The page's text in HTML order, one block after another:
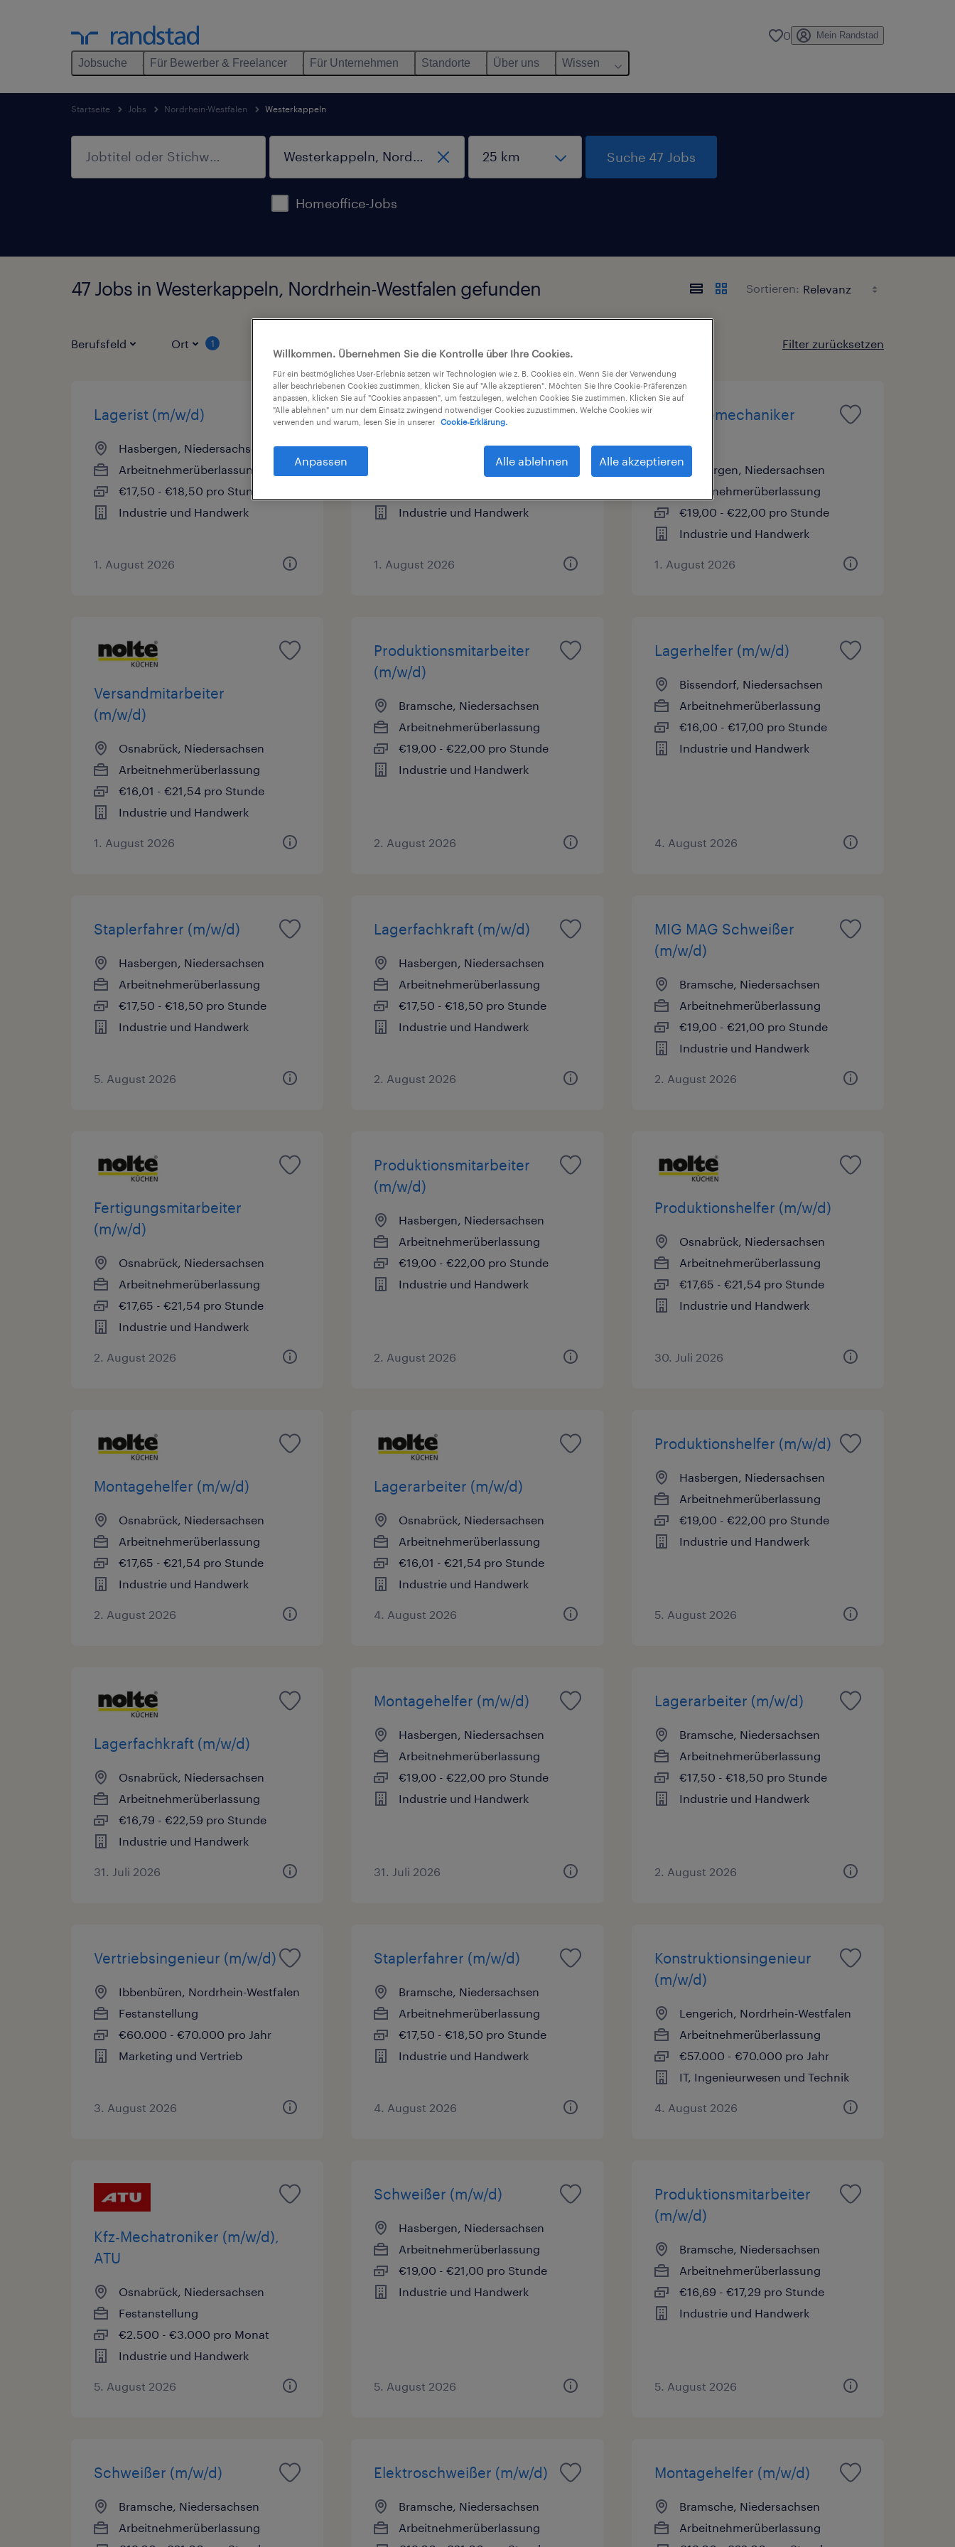
Jobsuche Für Bewerber & Freelancer Für Unternehmen Standorte Über uns Wissen
0 Mein Randstad
Startseite Jobs Nordrhein-Westfalen Westerkappeln
Homeoffice-Jobs
Suche 47 Jobs
47 Jobs in Westerkappeln, Nordrhein-Westfalen gefunden Sortieren:
Berufsfeld Ort 1 Filter zurücksetzen
Lagerist (m/w/d)
Hasbergen, Niedersachsen
Arbeitnehmerüberlassung
€17,50 - €18,50 pro Stunde
Industrie und Handwerk
1. August 2026
Lagerist (m/w/d)
Bramsche, Niedersachsen
Arbeitnehmerüberlassung
Industrie und Handwerk
1. August 2026
Industriemechaniker
Hasbergen, Niedersachsen
Arbeitnehmerüberlassung
€19,00 - €22,00 pro Stunde
Industrie und Handwerk
1. August 2026
Versandmitarbeiter
(m/w/d)
Osnabrück, Niedersachsen
Arbeitnehmerüberlassung
€16,01 - €21,54 pro Stunde
Industrie und Handwerk
1. August 2026
Produktionsmitarbeiter
(m/w/d)
Bramsche, Niedersachsen
Arbeitnehmerüberlassung
€19,00 - €22,00 pro Stunde
Industrie und Handwerk
2. August 2026
Lagerhelfer (m/w/d)
Bissendorf, Niedersachsen
Arbeitnehmerüberlassung
€16,00 - €17,00 pro Stunde
Industrie und Handwerk
4. August 2026
Staplerfahrer (m/w/d)
Hasbergen, Niedersachsen
Arbeitnehmerüberlassung
€17,50 - €18,50 pro Stunde
Industrie und Handwerk
5. August 2026
Lagerfachkraft (m/w/d)
Hasbergen, Niedersachsen
Arbeitnehmerüberlassung
€17,50 - €18,50 pro Stunde
Industrie und Handwerk
2. August 2026
MIG MAG Schweißer
(m/w/d)
Bramsche, Niedersachsen
Arbeitnehmerüberlassung
€19,00 - €21,00 pro Stunde
Industrie und Handwerk
2. August 2026
Fertigungsmitarbeiter
(m/w/d)
Osnabrück, Niedersachsen
Arbeitnehmerüberlassung
€17,65 - €21,54 pro Stunde
Industrie und Handwerk
2. August 2026
Produktionsmitarbeiter
(m/w/d)
Hasbergen, Niedersachsen
Arbeitnehmerüberlassung
€19,00 - €22,00 pro Stunde
Industrie und Handwerk
2. August 2026
Produktionshelfer (m/w/d)
Osnabrück, Niedersachsen
Arbeitnehmerüberlassung
€17,65 - €21,54 pro Stunde
Industrie und Handwerk
30. Juli 2026
Montagehelfer (m/w/d)
Osnabrück, Niedersachsen
Arbeitnehmerüberlassung
€17,65 - €21,54 pro Stunde
Industrie und Handwerk
2. August 2026
Lagerarbeiter (m/w/d)
Osnabrück, Niedersachsen
Arbeitnehmerüberlassung
€16,01 - €21,54 pro Stunde
Industrie und Handwerk
4. August 2026
Produktionshelfer (m/w/d)
Hasbergen, Niedersachsen
Arbeitnehmerüberlassung
€19,00 - €22,00 pro Stunde
Industrie und Handwerk
5. August 2026
Lagerfachkraft (m/w/d)
Osnabrück, Niedersachsen
Arbeitnehmerüberlassung
€16,79 - €22,59 pro Stunde
Industrie und Handwerk
31. Juli 2026
Montagehelfer (m/w/d)
Hasbergen, Niedersachsen
Arbeitnehmerüberlassung
€19,00 - €22,00 pro Stunde
Industrie und Handwerk
31. Juli 2026
Lagerarbeiter (m/w/d)
Bramsche, Niedersachsen
Arbeitnehmerüberlassung
€17,50 - €18,50 pro Stunde
Industrie und Handwerk
2. August 2026
Vertriebsingenieur (m/w/d)
Ibbenbüren, Nordrhein-Westfalen
Festanstellung
€60.000 - €70.000 pro Jahr
Marketing und Vertrieb
3. August 2026
Staplerfahrer (m/w/d)
Bramsche, Niedersachsen
Arbeitnehmerüberlassung
€17,50 - €18,50 pro Stunde
Industrie und Handwerk
4. August 2026
Konstruktionsingenieur
(m/w/d)
Lengerich, Nordrhein-Westfalen
Arbeitnehmerüberlassung
€57.000 - €70.000 pro Jahr
IT, Ingenieurwesen und Technik
4. August 2026
Kfz-Mechatroniker (m/w/d),
ATU
Osnabrück, Niedersachsen
Festanstellung
€2.500 - €3.000 pro Monat
Industrie und Handwerk
5. August 2026
Schweißer (m/w/d)
Hasbergen, Niedersachsen
Arbeitnehmerüberlassung
€19,00 - €21,00 pro Stunde
Industrie und Handwerk
5. August 2026
Produktionsmitarbeiter
(m/w/d)
Bramsche, Niedersachsen
Arbeitnehmerüberlassung
€16,69 - €17,29 pro Stunde
Industrie und Handwerk
5. August 2026
Schweißer (m/w/d)
Bramsche, Niedersachsen
Arbeitnehmerüberlassung
Elektroschweißer (m/w/d)
Bramsche, Niedersachsen
Arbeitnehmerüberlassung
Montagehelfer (m/w/d)
Bramsche, Niedersachsen
Arbeitnehmerüberlassung
Willkommen. Übernehmen Sie die Kontrolle über Ihre Cookies.
Für ein bestmögliches User-Erlebnis setzen wir Technologien wie z. B. Cookies ein. Wenn Sie der Verwendung
aller beschriebenen Cookies zustimmen, klicken Sie auf "Alle akzeptieren". Möchten Sie Ihre Cookie-Präferenzen
anpassen, klicken Sie auf "Cookies anpassen", um festzulegen, welchen Cookies Sie zustimmen. Klicken Sie auf
"Alle ablehnen" um nur dem Einsatz zwingend notwendiger Cookies zuzustimmen. Welche Cookies wir
verwenden und warum, lesen Sie in unserer
Cookie-Erklärung.
Anpassen Alle ablehnen Alle akzeptieren